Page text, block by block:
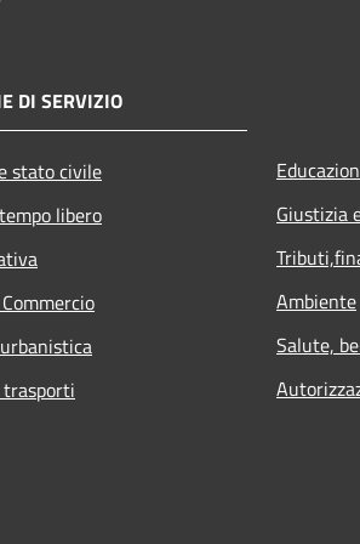
DI SERVIZIO
stato civile
libero
Giustizia
Ambiente
Salute,